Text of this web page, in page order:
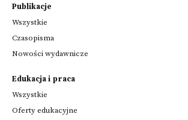
Publikacje
Wszystkie
Czasopisma
Nowości wydawnicze
Edukacja i praca
Wszystkie
Oferty edukacyjne